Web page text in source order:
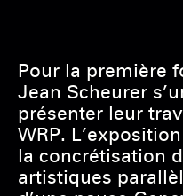
Pour la première
Jean Scheurer
présenter leur
WRP.
la concrétisation
artistiques